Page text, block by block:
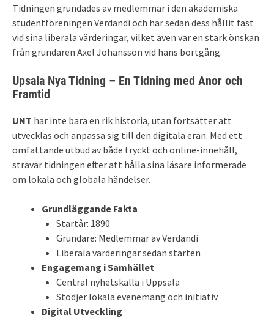
Tidningen grundades av medlemmar i den akademiska
studentföreningen Verdandi och har sedan dess hållit fast
vid sina liberala värderingar, vilket även var en stark önskan
från grundaren Axel Johansson vid hans bortgång.
Upsala Nya Tidning – En Tidning med Anor och
Framtid
UNT har inte bara en rik historia, utan fortsätter att
utvecklas och anpassa sig till den digitala eran. Med ett
omfattande utbud av både tryckt och online-innehåll,
strävar tidningen efter att hålla sina läsare informerade
om lokala och globala händelser.
Grundläggande Fakta
Startår: 1890
Grundare: Medlemmar av Verdandi
Liberala värderingar sedan starten
Engagemang i Samhället
Central nyhetskälla i Uppsala
Stödjer lokala evenemang och initiativ
Digital Utveckling